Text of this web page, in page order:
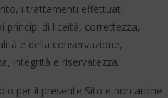
i trattamenti effettuati
principi di liceità, correttezza,
e della conservazione,
integrità e riservatezza.
per il presente Sito e non anche